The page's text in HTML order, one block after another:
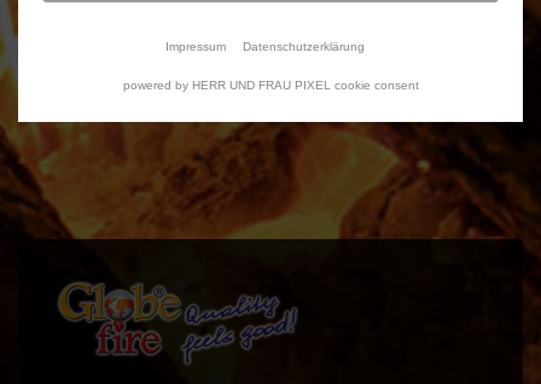
17,5 cm
Impressum Datenschutzerklärung
powered by HERR UND FRAU PIXEL cookie consent